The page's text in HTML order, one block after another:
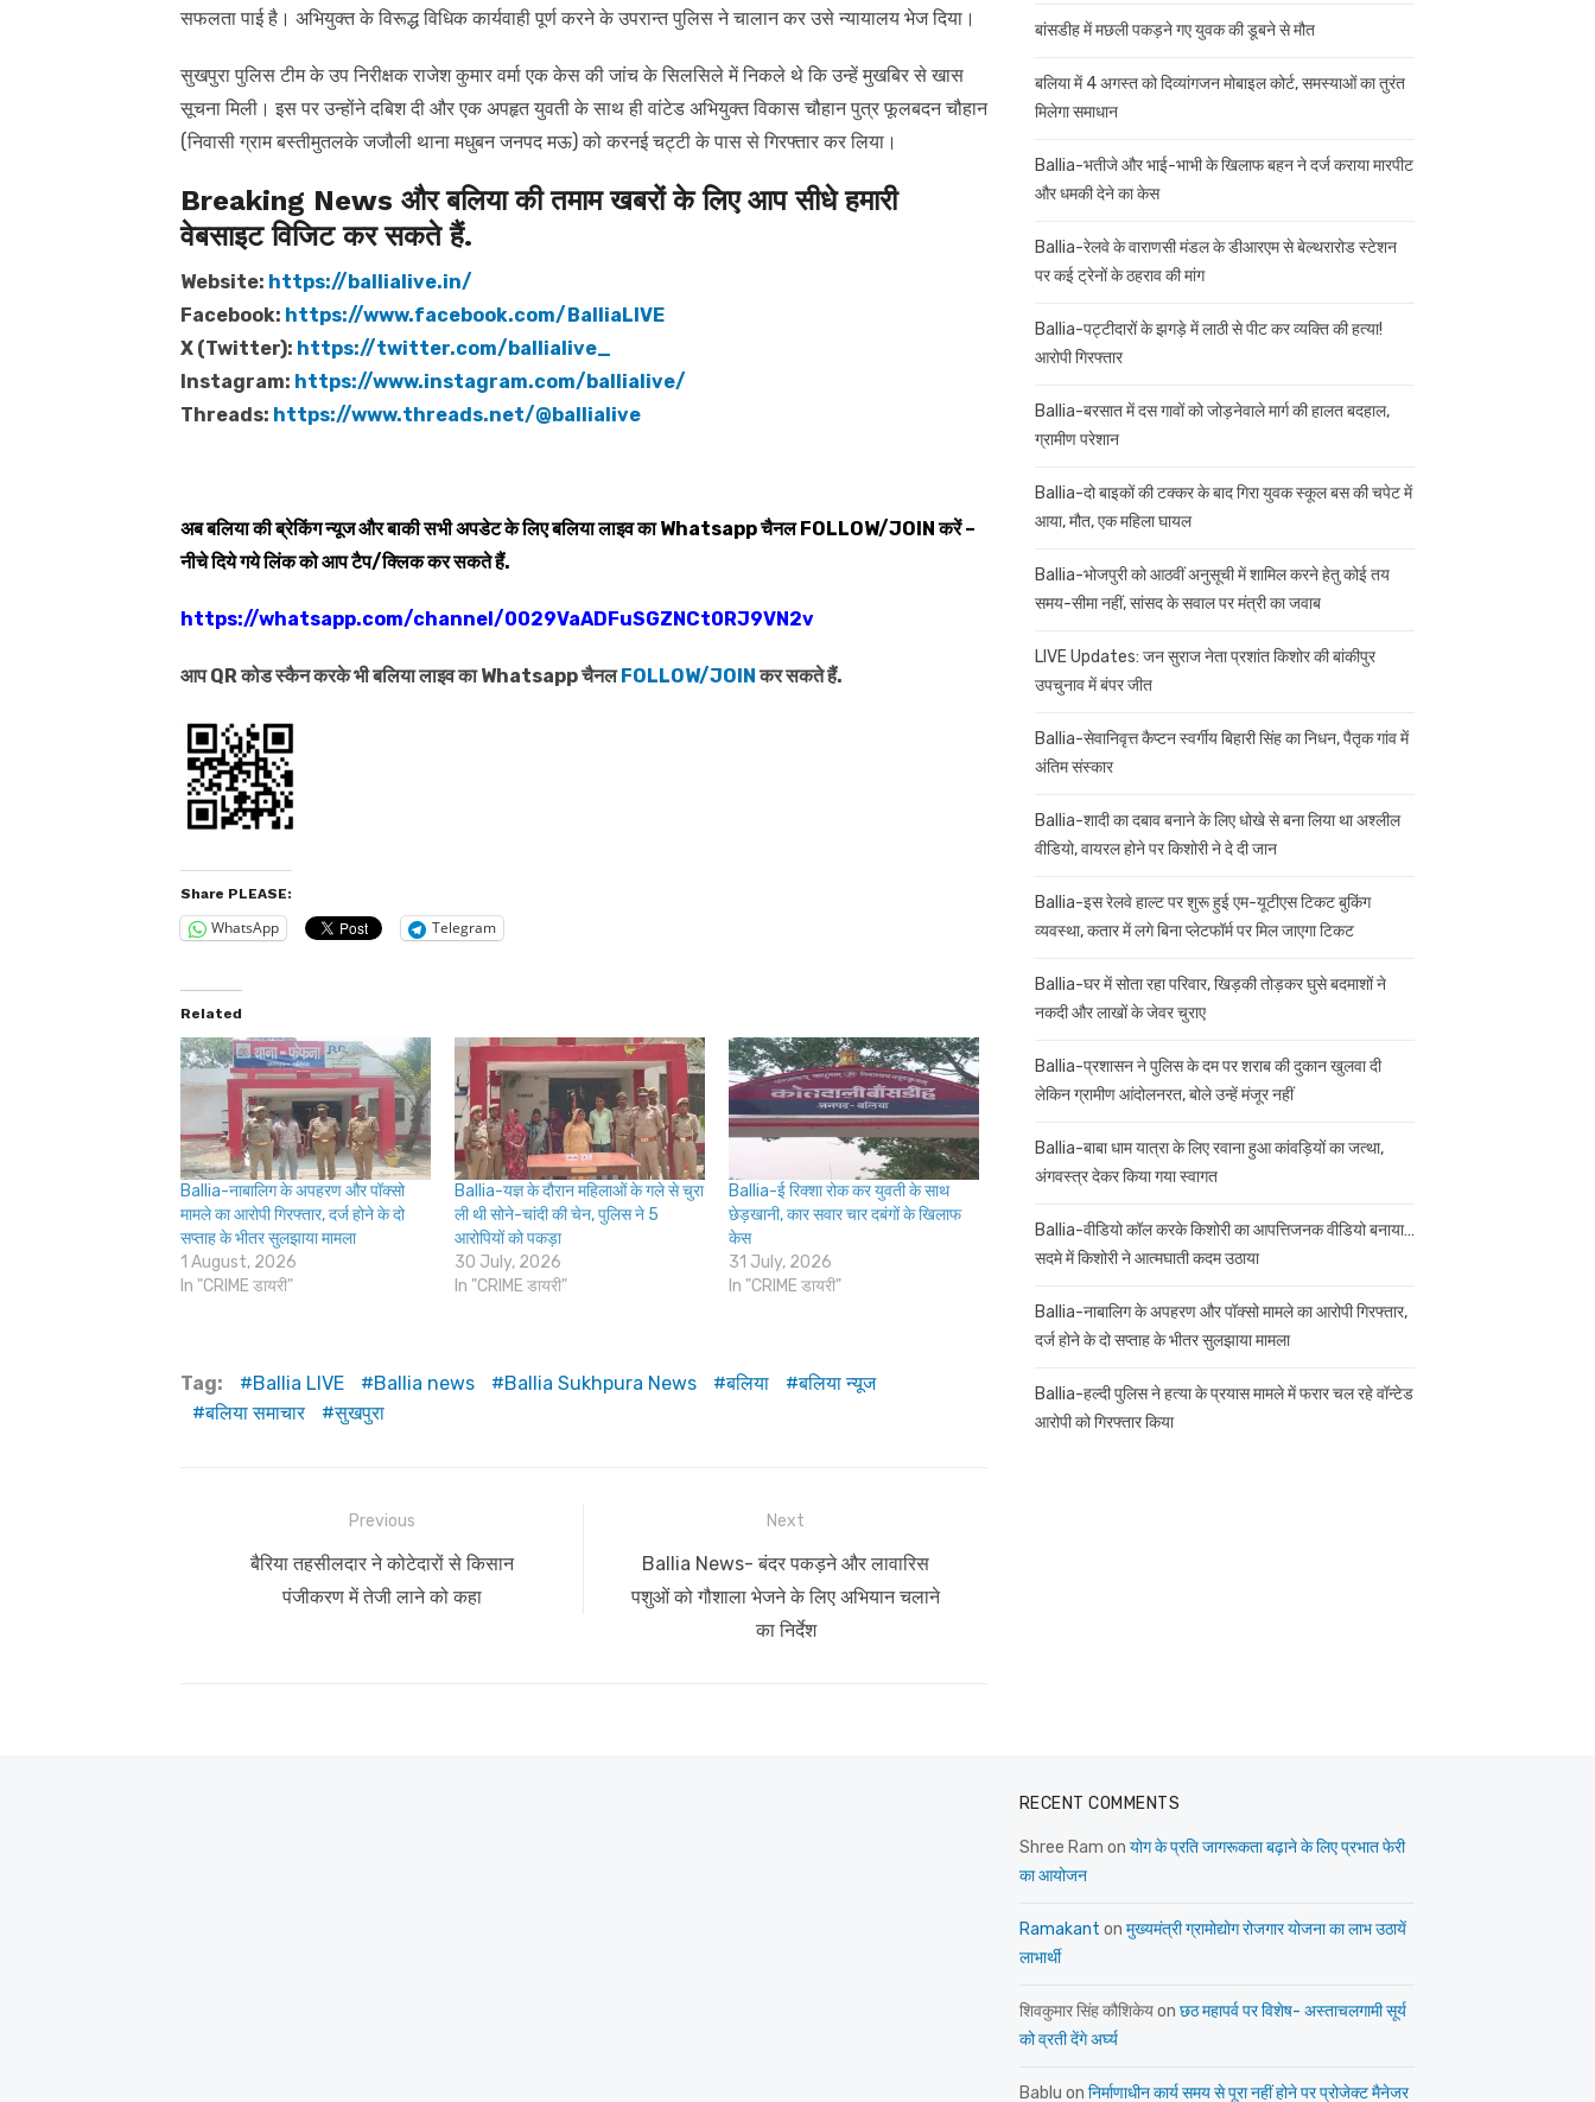
सफलता पाई है। अभियुक्त के विरूद्ध विधिक कार्यवाही पूर्ण करने के उपरान्त पुलिस ने चालान कर उसे न्यायालय भेज दिया।
सुखपुरा पुलिस टीम के उप निरीक्षक राजेश कुमार वर्मा एक केस की जांच के सिलसिले में निकले थे कि उन्हें मुखबिर से खास
सूचना मिली। इस पर उन्होंने दबिश दी और एक अपहृत युवती के साथ ही वांटेड अभियुक्त विकास चौहान पुत्र फूलबदन चौहान
(निवासी ग्राम बस्तीमुतलके जजौली थाना मधुबन जनपद मऊ) को करनई चट्टी के पास से गिरफ्तार कर लिया।
Breaking News और बलिया की तमाम खबरों के लिए आप सीधे हमारी
वेबसाइट विजिट कर सकते हैं.
Website: https://ballialive.in/
Facebook: https://www.facebook.com/BalliaLIVE
X (Twitter): https://twitter.com/ballialive_
Instagram: https://www.instagram.com/ballialive/
Threads: https://www.threads.net/@ballialive
अब बलिया की ब्रेकिंग न्यूज और बाकी सभी अपडेट के लिए बलिया लाइव काWhatsappचैनलFOLLOW/JOINकरें –
नीचे दिये गये लिंक को आप टैप/क्लिक कर सकते हैं.
https://whatsapp.com/channel/0029VaADFuSGZNCt0RJ9VN2v
आप QR कोड स्कैन करके भी बलिया लाइव का Whatsapp चैनलFOLLOW/JOINकर सकते हैं.
Share PLEASE:
WhatsApp Telegram
Related
Ballia-नाबालिग के अपहरण और पॉक्सो
मामले का आरोपी गिरफ्तार, दर्ज होने के दो
सप्ताह के भीतर सुलझाया मामला
1 August, 2026
In "CRIME डायरी"
Ballia-यज्ञ के दौरान महिलाओं के गले से चुरा
ली थी सोने-चांदी की चेन, पुलिस ने 5
आरोपियों को पकड़ा
30 July, 2026
In "CRIME डायरी"
Ballia-ई रिक्शा रोक कर युवती के साथ
छेड़खानी, कार सवार चार दबंगों के खिलाफ
केस
31 July, 2026
In "CRIME डायरी"
Tag: Ballia LIVE Ballia news Ballia Sukhpura News बलिया
बलिया न्यूज
बलिया समाचार
सुखपुरा
navigation
Previous
Previous
बैरिया तहसीलदार ने कोटेदारों से किसान
पंजीकरण में तेजी लाने को कहा
Next
Next
post:
Ballia News- बंदर पकड़ने और लावारिस
पशुओं को गौशाला भेजने के लिए अभियान चलाने
का निर्देश
बांसडीह में मछली पकड़ने गए युवक की डूबने से मौत
बलिया में 4 अगस्त को दिव्यांगजन मोबाइल कोर्ट, समस्याओं का तुरंत
मिलेगा समाधान
Ballia-भतीजे और भाई-भाभी के खिलाफ बहन ने दर्ज कराया मारपीट
और धमकी देने का केस
Ballia-रेलवे के वाराणसी मंडल के डीआरएम से बेल्थरारोड स्टेशन
पर कई ट्रेनों के ठहराव की मांग
Ballia-पट्टीदारों के झगड़े में लाठी से पीट कर व्यक्ति की हत्या!
आरोपी गिरफ्तार
Ballia-बरसात में दस गावों को जोड़नेवाले मार्ग की हालत बदहाल,
ग्रामीण परेशान
Ballia-दो बाइकों की टक्कर के बाद गिरा युवक स्कूल बस की चपेट में
आया, मौत, एक महिला घायल
Ballia-भोजपुरी को आठवीं अनुसूची में शामिल करने हेतु कोई तय
समय-सीमा नहीं, सांसद के सवाल पर मंत्री का जवाब
LIVE Updates: जन सुराज नेता प्रशांत किशोर की बांकीपुर
उपचुनाव में बंपर जीत
Ballia-सेवानिवृत्त कैप्टन स्वर्गीय बिहारी सिंह का निधन, पैतृक गांव में
अंतिम संस्कार
Ballia-शादी का दबाव बनाने के लिए धोखे से बना लिया था अश्लील
वीडियो, वायरल होने पर किशोरी ने दे दी जान
Ballia-इस रेलवे हाल्ट पर शुरू हुई एम-यूटीएस टिकट बुकिंग
व्यवस्था, कतार में लगे बिना प्लेटफॉर्म पर मिल जाएगा टिकट
Ballia-घर में सोता रहा परिवार, खिड़की तोड़कर घुसे बदमाशों ने
नकदी और लाखों के जेवर चुराए
Ballia-प्रशासन ने पुलिस के दम पर शराब की दुकान खुलवा दी
लेकिन ग्रामीण आंदोलनरत, बोले उन्हें मंजूर नहीं
Ballia-बाबा धाम यात्रा के लिए रवाना हुआ कांवड़ियों का जत्था,
अंगवस्त्र देकर किया गया स्वागत
Ballia-वीडियो कॉल करके किशोरी का आपत्तिजनक वीडियो बनाया…
सदमे में किशोरी ने आत्मघाती कदम उठाया
Ballia-नाबालिग के अपहरण और पॉक्सो मामले का आरोपी गिरफ्तार,
दर्ज होने के दो सप्ताह के भीतर सुलझाया मामला
Ballia-हल्दी पुलिस ने हत्या के प्रयास मामले में फरार चल रहे वॉन्टेड
आरोपी को गिरफ्तार किया
RECENT COMMENTS
Shree Ram on योग के प्रति जागरूकता बढ़ाने के लिए प्रभात फेरी
का आयोजन
Ramakant on मुख्यमंत्री ग्रामोद्योग रोजगार योजना का लाभ उठायें
लाभार्थी
शिवकुमार सिंह कौशिकेयon छठ महापर्व पर विशेष- अस्ताचलगामी सूर्य
को व्रती देंगे अर्घ्य
Bablu on निर्माणाधीन कार्य समय से पूरा नहीं होने पर प्रोजेक्ट मैनेजर